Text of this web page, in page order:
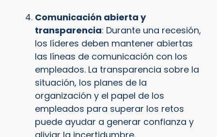
Comunicación abierta y
transparencia: Durante una recesión,
los líderes deben mantener abiertas
las líneas de comunicación con los
empleados. La transparencia sobre la
situación, los planes de la
organización y el papel de los
empleados para superar los retos
puede ayudar a generar confianza y